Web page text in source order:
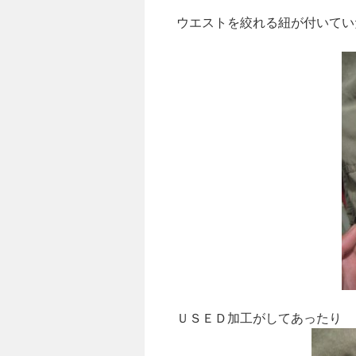
ウエストを絞れる紐が付いて
ＵＳＥＤ加工がしてあったり